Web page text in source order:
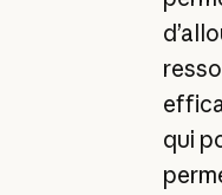
qui